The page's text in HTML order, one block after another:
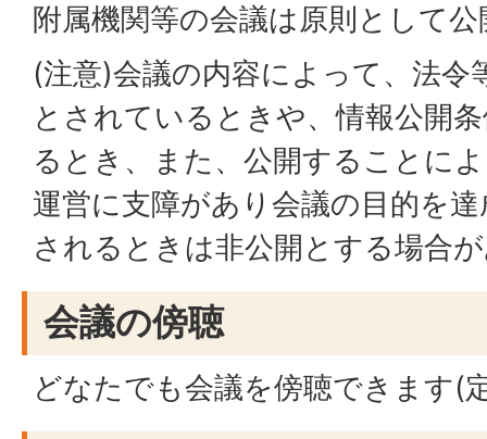
附属機関等の会議は原則として
(注意)会議の内容によって、法令
とされているときや、情報公開
るとき、また、公開することに
運営に支障があり会議の目的を
されるときは非公開とする場合
会議の傍聴
どなたでも会議を傍聴できます(